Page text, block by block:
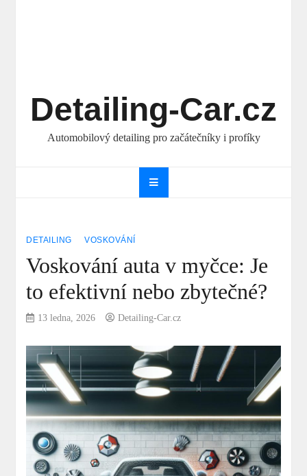
Detailing-Car.cz
Automobilový detailing pro začátečníky i profíky
DETAILING VOSKOVÁNÍ
Voskování auta v myčce: Je
to efektivní nebo zbytečné?
13 ledna, 2026 Detailing-Car.cz